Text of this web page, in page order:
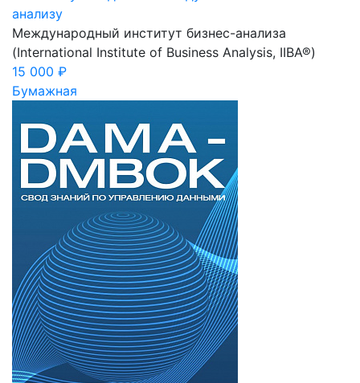
анализу
Международный институт бизнес-анализа
(International Institute of Business Analysis, IIBA®)
15 000 ₽
Бумажная